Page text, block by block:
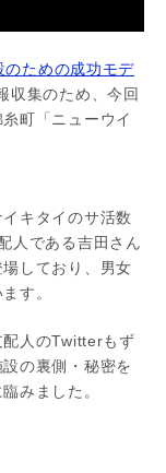
のための成功モデ
収集のため、今回
町「ニューウイ
キタイのサ活数
人である吉田さん
しており、男女
す。
配人のTwitterもず
の裏側・秘密を
みました。